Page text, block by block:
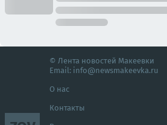
© Лента новостей Макеевки
Email: info@newsmakeevka.ru
О нас
Контакты